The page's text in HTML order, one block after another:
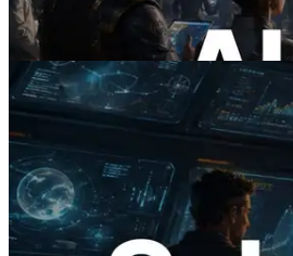
Leer este artículo